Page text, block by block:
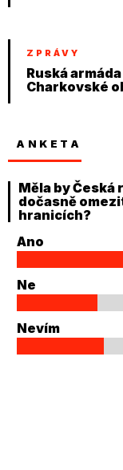
ZPRÁVY
Ruská
Charkovské
ANKETA
Měla by
dočasně
hranicích?
Ano
Ne
Nevím